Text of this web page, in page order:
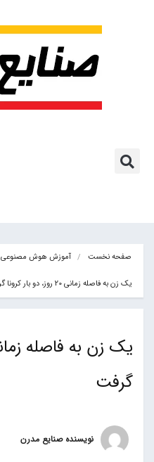
صفحه نخست آموزش هوش مصنوعی
یک زن به فاصله زمانی 20 روز، دو بار کرونا گرفت
گرفت
نویسنده صنایع مدرن